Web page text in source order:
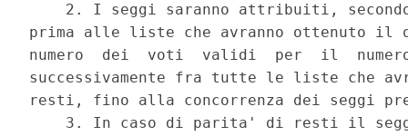
2. I seggi saranno attribuiti,
prima alle liste che avranno ottenuto il
numero  dei  voti  validi  per  il
successivamente fra tutte le liste che
resti, fino alla concorrenza dei seggi
3. In caso di parita' di resti il